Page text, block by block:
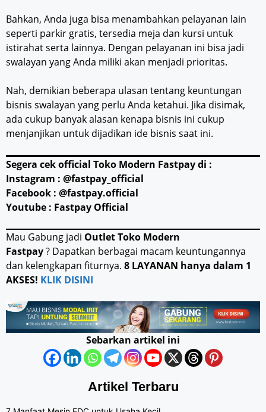
Bahkan, Anda juga bisa menambahkan pelayanan lain
seperti parkir gratis, tersedia meja dan kursi untuk
istirahat serta lainnya. Dengan pelayanan ini bisa jadi
swalayan yang Anda miliki akan menjadi prioritas.
Nah, demikian beberapa ulasan tentang keuntungan
bisnis swalayan yang perlu Anda ketahui. Jika disimak,
ada cukup banyak alasan kenapa bisnis ini cukup
menjanjikan untuk dijadikan ide bisnis saat ini.
Segera cek official Toko Modern Fastpay di :
Instagram : @fastpay_official
Facebook : @fastpay.official
Youtube : Fastpay Official
Mau Gabung jadi Outlet Toko Modern
Fastpay? Dapatkan berbagai macam keuntungannya
dan kelengkapan fiturnya. 8 LAYANAN hanya dalam 1
AKSES! KLIK DISINI
Sebarkan artikel ini
Artikel Terbaru